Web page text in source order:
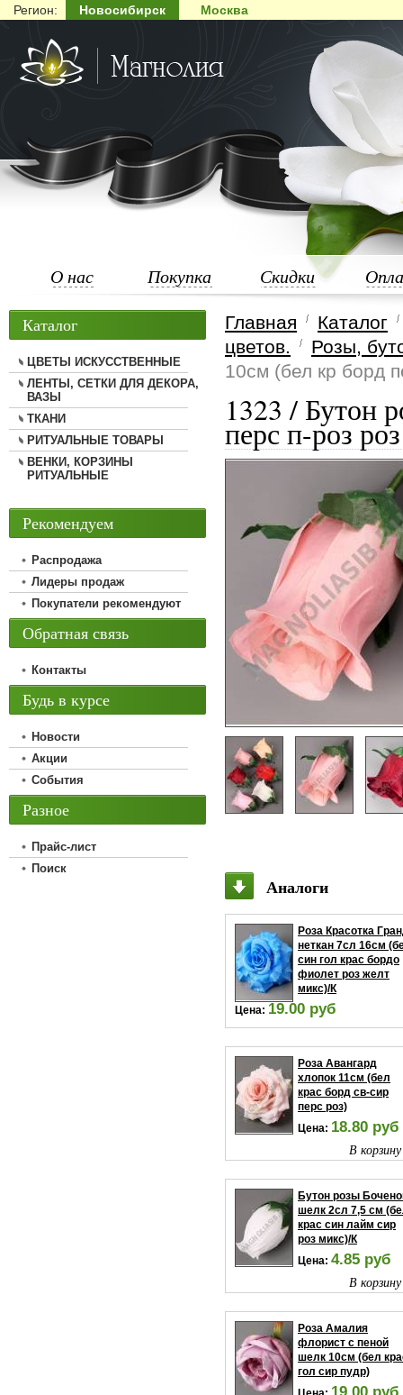
Регион: Новосибирск Москва
О нас Покупка Скидки
Главная
Каталог
цветов.
Розы,
10см (бел кр борд
1323 / Бутон
перс п-роз
Аналоги
Роза Красотка
неткан 7сл 16см
син гол крас бордо
фиолет роз желт
микс)/К
Цена: 19.00 руб
В
Роза Авангард
хлопок 11см (бел
крас борд св-сир
перс роз)
Цена: 18.80 руб
В
Бутон розы
шелк 2сл 7,5 см
крас син лайм сир
роз микс)/К
Цена: 4.85 руб
В
Роза Амалия
флорист с пеной
шелк 10см (бел
гол сир пудр)
Каталог
ЦВЕТЫ ИСКУССТВЕННЫЕ
ЛЕНТЫ, СЕТКИ ДЛЯ ДЕКОРА,
ВАЗЫ
ТКАНИ
РИТУАЛЬНЫЕ ТОВАРЫ
ВЕНКИ, КОРЗИНЫ
РИТУАЛЬНЫЕ
Рекомендуем
Распродажа
Лидеры продаж
Покупатели рекомендуют
Обратная связь
Контакты
Будь в курсе
Новости
Акции
События
Разное
Прайс-лист
Поиск